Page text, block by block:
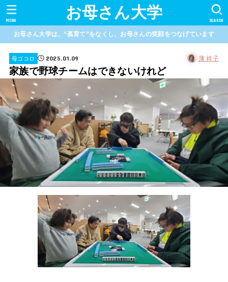
お母さん大学 SEARCH
MENU
お母さん大学は、“孤育て”をなくし、お母さんの笑顔をつなげています
母ゴコロ 2025.01.09 薄 祥子
家族で野球チームはできないけれど